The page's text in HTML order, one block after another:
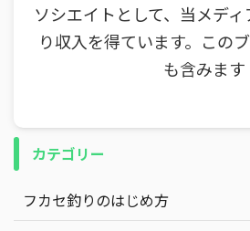
ソシエイトとして、当メデ
り収入を得ています。この
も含みます
カテゴリー
フカセ釣りのはじめ方